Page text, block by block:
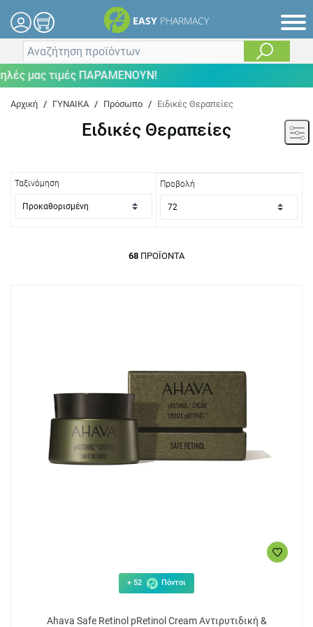
EASY PHARMACY
τιμές ΠΑΡΑΜΕΝΟΥΝ!
Αρχική / ΓΥΝΑΙΚΑ / Πρόσωπο / Ειδικές Θεραπείες
Ειδικές Θεραπείες
Ταξινόμηση Προβολή
68 ΠΡΟΪΌΝΤΑ
+ 52 Πόντοι
Ahava Safe Retinol pRetinol Cream Αντιρυτιδική &